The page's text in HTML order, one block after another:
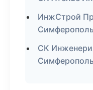
ИнжСтрой
СК